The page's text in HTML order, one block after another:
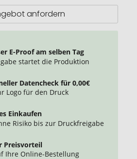
anfordern
E-Proof am selben Tag
startet die Produktion
Datencheck für 0,00€
Logo für den Druck
Einkaufen
Risiko bis zur Druckfreigabe
Preisvorteil
Ihre Online-Bestellung